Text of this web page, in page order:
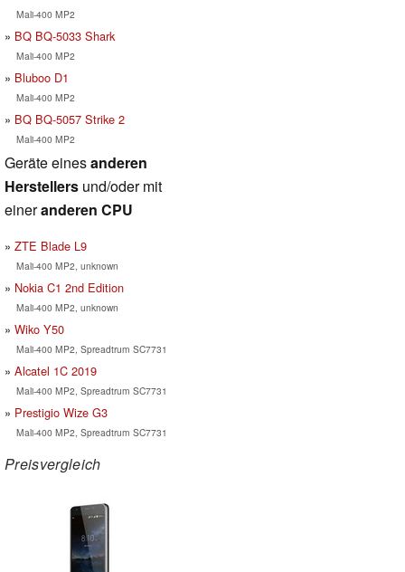
Mali-400 MP2
BQ BQ-5033 Shark
Mali-400 MP2
Bluboo D1
Mali-400 MP2
BQ BQ-5057 Strike 2
Mali-400 MP2
Geräte einesanderen
Herstellers und/oder mit
eineranderen CPU
ZTE Blade L9
Mali-400 MP2, unknown
Nokia C1 2nd Edition
Mali-400 MP2, unknown
Wiko Y50
Mali-400 MP2, Spreadtrum SC7731
Alcatel 1C 2019
Mali-400 MP2, Spreadtrum SC7731
Prestigio Wize G3
Mali-400 MP2, Spreadtrum SC7731
Preisvergleich